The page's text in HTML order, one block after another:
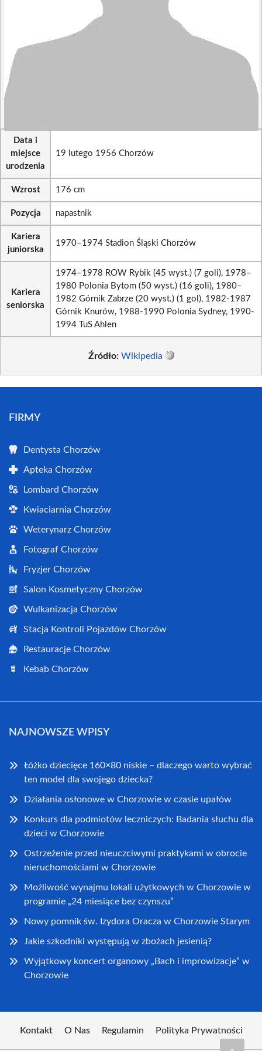
Data i
miejsce
urodzenia
19 lutego 1956 Chorzów
Wzrost 176 cm
Pozycja napastnik
Kariera
juniorska
1970–1974 Stadion Śląski Chorzów
Kariera
seniorska
1974–1978 ROW Rybik (45 wyst.) (7 goli), 1978–
1980 Polonia Bytom (50 wyst.) (16 goli), 1980–
1982 Górnik Zabrze (20 wyst.) (1 gol), 1982-1987
Górnik Knurów, 1988-1990 Polonia Sydney, 1990-
1994 TuS Ahlen
Źródło: Wikipedia
FIRMY
Dentysta Chorzów
Apteka Chorzów
Lombard Chorzów
Kwiaciarnia Chorzów
Weterynarz Chorzów
Fotograf Chorzów
Fryzjer Chorzów
Salon Kosmetyczny Chorzów
Wulkanizacja Chorzów
Stacja Kontroli Pojazdów Chorzów
Restauracje Chorzów
Kebab Chorzów
NAJNOWSZE WPISY
Łóżko dziecięce 160×80 niskie – dlaczego warto wybrać
ten model dla swojego dziecka?
Działania osłonowe w Chorzowie w czasie upałów
Konkurs dla podmiotów leczniczych: Badania słuchu dla
dzieci w Chorzowie
Ostrzeżenie przed nieuczciwymi praktykami w obrocie
nieruchomościami w Chorzowie
Możliwość wynajmu lokali użytkowych w Chorzowie w
programie „24 miesiące bez czynszu”
Nowy pomnik św. Izydora Oracza w Chorzowie Starym
Jakie szkodniki występują w zbożach jesienią?
Wyjątkowy koncert organowy „Bach i improwizacje” w
Chorzowie
Kontakt O Nas Regulamin Polityka Prywatności